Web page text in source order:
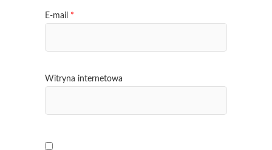
E-mail *
Witryna internetowa